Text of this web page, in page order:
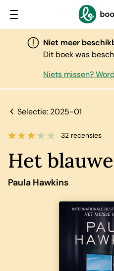
Niet meer
Dit boek was
Niets missen?
Selectie: 2025-01
32 recensies
Het
Paula Hawkins